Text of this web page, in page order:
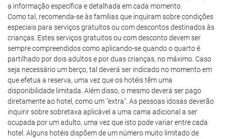
a informação específica e detalhada em cada momento.
Como tal, recomenda-se às famílias que inquiram sobre condições
especiais para serviços gratuitos ou com descontos destinados às
crianças. Estes serviços gratuitos ou com desconto devem ser
sempre compreendidos como aplicando-se quando o quarto é
partilhado por dois adultos e por duas crianças, no máximo. Caso
seja necessário um berço, tal deverá ser indicado no momento em
que efetua a reserva, uma vez que os hotéis têm uma
disponibilidade limitada. Além disso, o mesmo deverá ser pago
diretamente ao hotel, como um "extra". As pessoas idosas deverão
inquirir sobre sobretaxa aplicável a uma cama adicional a ser
ocupada por um adulto, uma vez que isto pode variar entre cada
hotel. Alguns hotéis dispõem de um número muito limitado de